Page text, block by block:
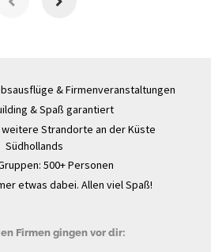
& Firmenveranstaltungen
& Spaß garantiert
Strandorte an der Küste
Südhollands
500+ Personen
etwas dabei. Allen viel Spaß!
Firmen gingen vor dir: